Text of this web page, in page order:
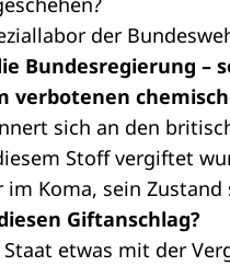
der
Bundesregierung –
verbotenen
sich an den
Stoff vergiftet
Koma, sein
Giftanschlag?
etwas mit der